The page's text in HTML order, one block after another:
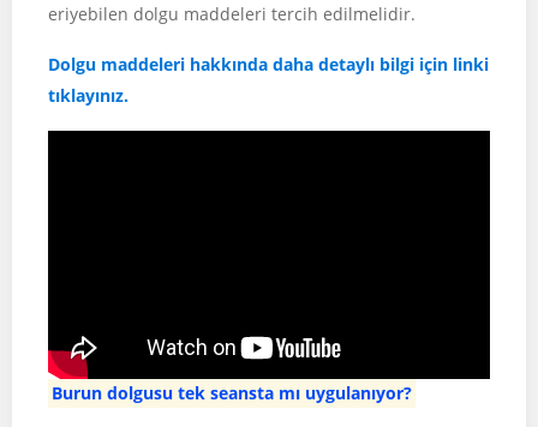
eriyebilen dolgu maddeleri tercih edilmelidir.
Dolgu maddeleri hakkında daha detaylı bilgi için linki
tıklayınız.
Burun dolgusu tek seansta mı uygulanıyor?